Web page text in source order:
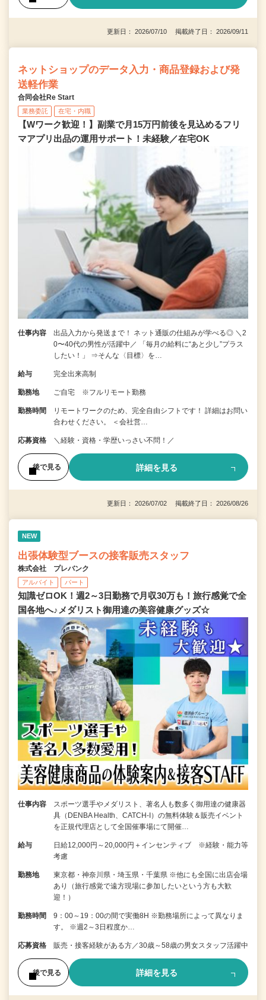
更新日： 2026/07/10 掲載終了日： 2026/09/11
ネットショップのデータ入力・商品登録および発
送軽作業
合同会社Re Start
業務委託 在宅・内職
【Wワーク歓迎！】副業で月15万円前後を見込めるフリ
マアプリ出品の運用サポート！未経験／在宅OK
仕事内容
出品入力から発送まで！ ネット通販の仕組みが学べる◎ ＼2
0〜40代の男性が活躍中／ 「毎月の給料に“あと少し”プラス
したい！」 ⇒そんな〈目標〉を…
給与 完全出来高制
勤務地 ご自宅 ※フルリモート勤務
勤務時間
リモートワークのため、完全自由シフトです！ 詳細はお問い
合わせください。 ＜会社営…
応募資格 ＼経験・資格・学歴いっさい不問！／
後で見る 詳細を見る
更新日： 2026/07/02 掲載終了日： 2026/08/26
NEW
出張体験型ブースの接客販売スタッフ
株式会社 プレバンク
アルバイト パート
知識ゼロOK！週2～3日勤務で月収30万も！旅行感覚で全
国各地へ♪メダリスト御用達の美容健康グッズ☆
仕事内容
スポーツ選手やメダリスト、著名人も数多く御用達の健康器
具（DENBA Health、CATCH-I）の無料体験＆販売イベント
を正規代理店として全国催事場にて開催…
給与
日給12,000円～20,000円＋インセンティブ ※経験・能力等
考慮
勤務地
東京都・神奈川県・埼玉県・千葉県 ※他にも全国に出店会場
あり（旅行感覚で遠方現場に参加したいという方も大歓
迎！）
勤務時間
9：00～19：00の間で実働8H ※勤務場所によって異なりま
す。 ※週2～3日程度か…
応募資格 販売・接客経験がある方／30歳～58歳の男女スタッフ活躍中
後で見る 詳細を見る